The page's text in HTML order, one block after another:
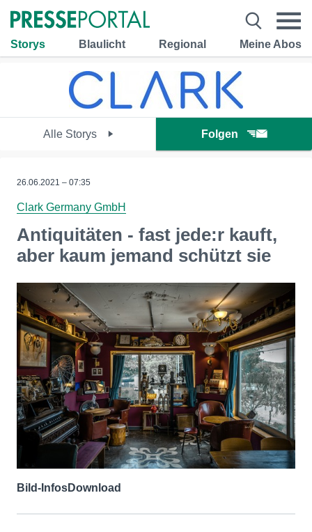
Storys Blaulicht Regional Meine Abos
Alle Storys Folgen
26.06.2021 – 07:35
Clark Germany GmbH
Antiquitäten - fast jede:r kauft,
aber kaum jemand schützt sie
Bild-InfosDownload